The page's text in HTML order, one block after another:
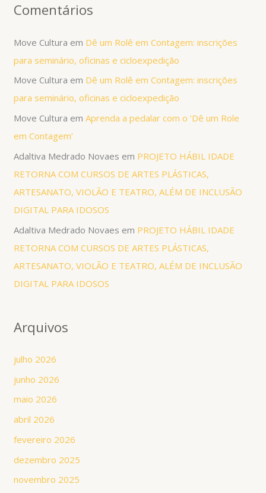
Comentários
Move Cultura em Dê um Rolê em Contagem: inscrições
para seminário, oficinas e cicloexpedição
Move Cultura em Dê um Rolê em Contagem: inscrições
para seminário, oficinas e cicloexpedição
Move Cultura emAprenda a pedalar com o ‘Dê um Role
em Contagem’
Adaltiva Medrado Novaes em PROJETO HÁBIL IDADE
RETORNA COM CURSOS DE ARTES PLÁSTICAS,
ARTESANATO, VIOLÃO E TEATRO, ALÉM DE INCLUSÃO
DIGITAL PARA IDOSOS
Adaltiva Medrado Novaes em PROJETO HÁBIL IDADE
RETORNA COM CURSOS DE ARTES PLÁSTICAS,
ARTESANATO, VIOLÃO E TEATRO, ALÉM DE INCLUSÃO
DIGITAL PARA IDOSOS
Arquivos
julho 2026
junho 2026
maio 2026
abril 2026
fevereiro 2026
dezembro 2025
novembro 2025